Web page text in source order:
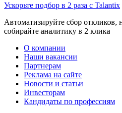
Ускорьте подбор в 2 раза с Talantix
Автоматизируйте сбор откликов,
собирайте аналитику в 2 клика
О компании
Наши вакансии
Партнерам
Реклама на сайте
Новости и статьи
Инвесторам
Кандидаты по профессиям